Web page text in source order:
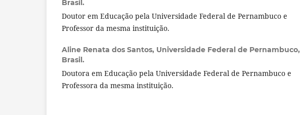
Brasil.
Doutor em Educação pela Universidade Federal de Pernambuco e
Professor da mesma instituição.
Aline Renata dos Santos, Universidade Federal de Pernambuco,
Brasil.
Doutora em Educação pela Universidade Federal de Pernambuco e
Professora da mesma instituição.